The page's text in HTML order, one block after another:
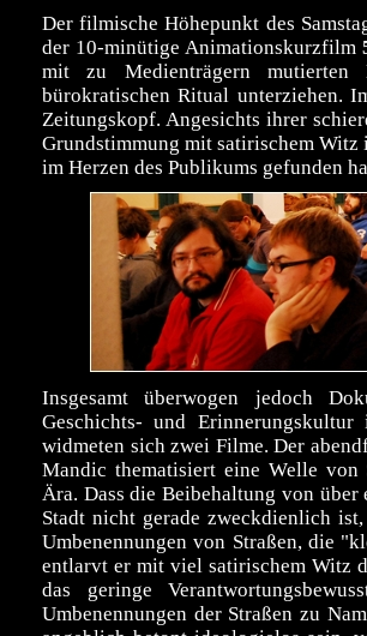
Der filmische Höhepunkt des
der 10-minütige Animationskurzfilm
mit zu Medienträgern mutierten
bürokratischen Ritual unterziehen.
Zeitungskopf. Angesichts ihrer
Grundstimmung mit satirischem Witz
im Herzen des Publikums gefunden
Insgesamt überwogen jedoch
Geschichts- und
widmeten sich zwei Filme. Der
Mandic thematisiert eine Welle von
Ära. Dass die Beibehaltung von
Stadt nicht gerade zweckdienlich
Umbenennungen von Straßen, die
entlarvt er mit viel satirischem Witz
das geringe
Umbenennungen der Straßen zu